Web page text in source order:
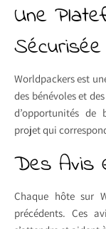
Une
Sécurisée
Worldpackers est
des bénévoles et
d’opportunités de
projet qui
Des Avis
Chaque hôte sur
précédents. Ces